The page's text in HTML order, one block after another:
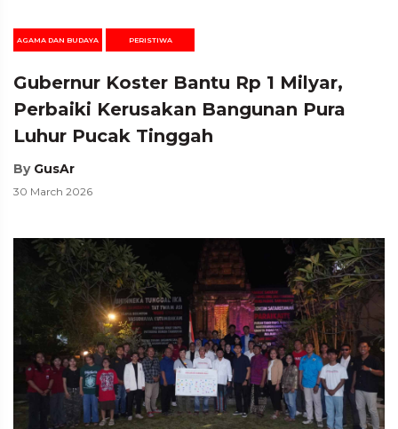
AGAMA DAN BUDAYA PERISTIWA
Gubernur Koster Bantu Rp 1 Milyar,
Perbaiki Kerusakan Bangunan Pura
Luhur Pucak Tinggah
By GusAr
30 March 2026